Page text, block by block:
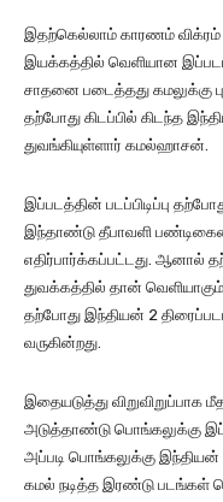
இதற்கெல்லாம் காரணம்
இயக்கத்தில் வெளியான இப்படம்
சாதனை படைத்தது கமலுக்கு
தற்போது கிடப்பில் கிடந்த
துவங்கியுள்ளார் கமல்ஹாசன்.
இப்படத்தின் படப்பிடிப்பு
இந்தாண்டு தீபாவளி
எதிர்பார்க்கப்பட்டது. ஆனால்
துவக்கத்தில் தான்
தற்போது இந்தியன் 2
வருகின்றது.
இதையடுத்து விறுவிறுப்பாக
அடுத்தாண்டு பொங்கலுக்கு
அப்படி பொங்கலுக்கு
கமல் நடித்த இரண்டு படங்கள்